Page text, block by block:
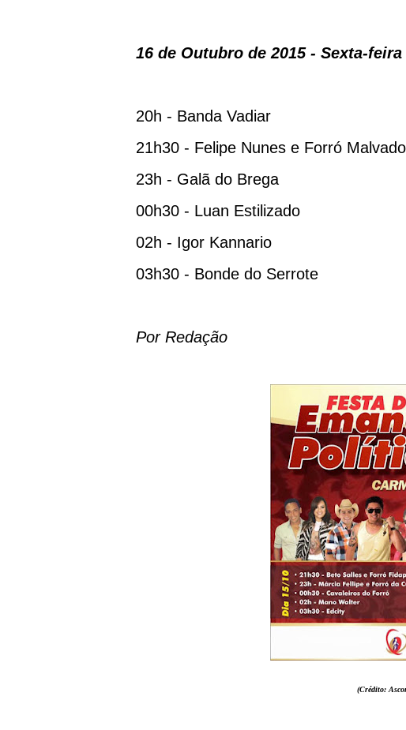
16 de Outubro de 2015 - Sexta-feira
20h - Banda Vadiar
21h30 - Felipe Nunes e Forró Malvado
23h - Galã do Brega
00h30 - Luan Estilizado
02h - Igor Kannario
03h30 - Bonde do Serrote
Por Redação
(Crédito: